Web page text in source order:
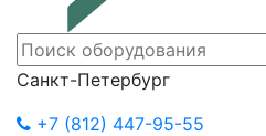
Санкт-Петербург
+7 (812) 447-95-55